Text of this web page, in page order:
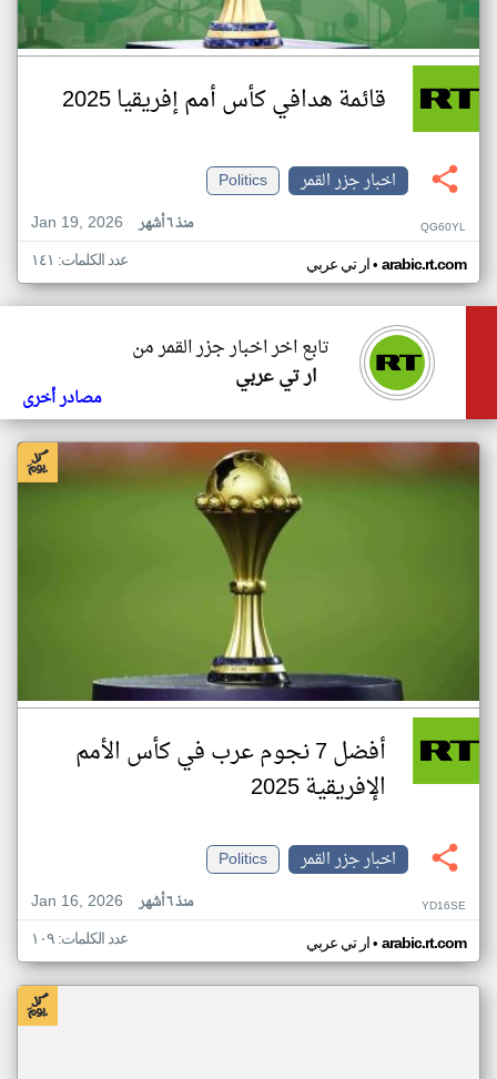
قائمة هدافي كأس أمم إفريقيا 2025
اخبار جزر القمر
Politics
Jan 19, 2026
منذ ٦ أشهر QG60YL
ار تي عربي• arabic.rt.com عدد الكلمات: ١٤١
تابع اخر اخبار جزر القمر من
ار تي عربي
مصادر أخرى
أفضل 7 نجوم عرب في كأس الأمم
الإفريقية 2025
اخبار جزر القمر
Politics
Jan 16, 2026
منذ ٦ أشهر YD16SE
ار تي عربي• arabic.rt.com عدد الكلمات: ١٠٩